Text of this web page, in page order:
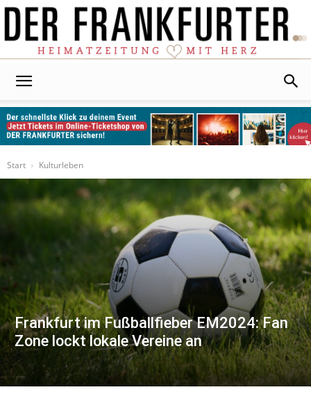
Start
Kulturleben
Frankfurt im Fußballfieber EM2024: Fan
Zone lockt lokale Vereine an